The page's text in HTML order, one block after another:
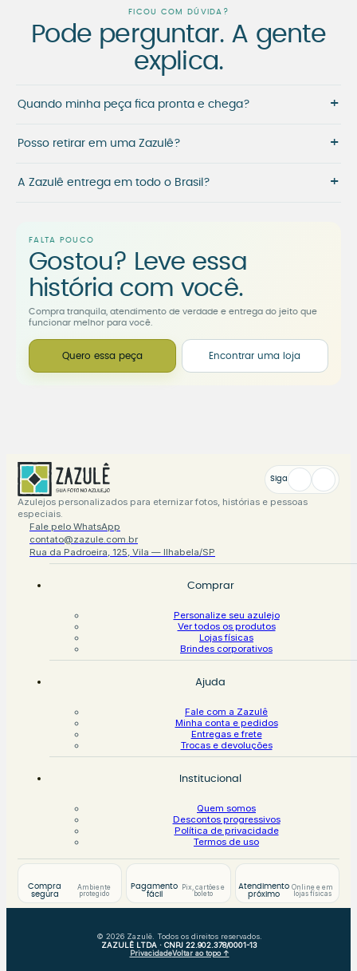
FICOU COM DÚVIDA?
Pode perguntar. A gente
explica.
Quando minha peça fica pronta e chega? +
Posso retirar em uma Zazulê? +
A Zazulê entrega em todo o Brasil? +
FALTA POUCO
Gostou? Leve essa
história com você.
Compra tranquila, atendimento de verdade e entrega do jeito que
funcionar melhor para você.
Quero essa peça Encontrar uma loja
Siga
Azulejos personalizados para eternizar fotos, histórias e pessoas
especiais.
Fale pelo WhatsApp
contato@zazule.com.br
Rua da Padroeira, 125, Vila — Ilhabela/SP
Comprar
Personalize seu azulejo
Ver todos os produtos
Lojas físicas
Brindes corporativos
Ajuda
Fale com a Zazulê
Minha conta e pedidos
Entregas e frete
Trocas e devoluções
Institucional
Quem somos
Descontos progressivos
Política de privacidade
Termos de uso
Compra
segura
Ambiente
protegido
Pagamento
fácil
Pix, cartões e
boleto
Atendimento
próximo
Online e em
lojas físicas
© 2026 Zazulê. Todos os direitos reservados.
ZAZULÊ LTDA · CNPJ 22.902.378/0001-13
PrivacidadeVoltar ao topo ↑